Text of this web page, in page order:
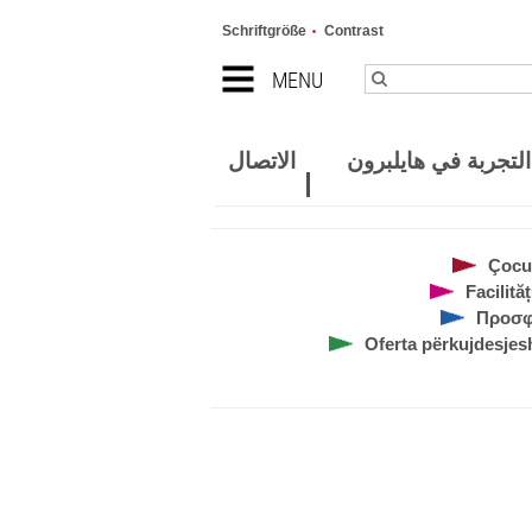
MENU
Schriftgröße Contrast
في هايلبرون الاتصال
Oferta